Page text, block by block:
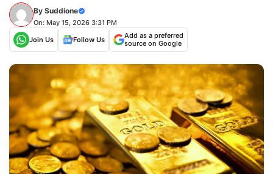
By Suddione
On: May 15, 2026 3:31 PM
Join Us
Follow Us
Add as a preferred
source on Google